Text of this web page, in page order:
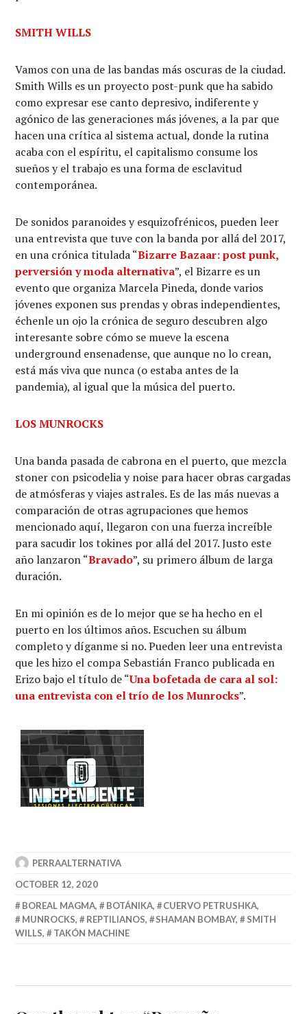
SMITH WILLS
Vamos con una de las bandas más oscuras de la ciudad.
Smith Wills es un proyecto post-punk que ha sabido
como expresar ese canto depresivo, indiferente y
agónico de las generaciones más jóvenes, a la par que
hacen una crítica al sistema actual, donde la rutina
acaba con el espíritu, el capitalismo consume los
sueños y el trabajo es una forma de esclavitud
contemporánea.
De sonidos paranoides y esquizofrénicos, pueden leer
una entrevista que tuve con la banda por allá del 2017,
en una crónica titulada “Bizarre Bazaar: post punk,
perversión y moda alternativa”, el Bizarre es un
evento que organiza Marcela Pineda, donde varios
jóvenes exponen sus prendas y obras independientes,
échenle un ojo la crónica de seguro descubren algo
interesante sobre cómo se mueve la escena
underground ensenadense, que aunque no lo crean,
está más viva que nunca (o estaba antes de la
pandemia), al igual que la música del puerto.
LOS MUNROCKS
Una banda pasada de cabrona en el puerto, que mezcla
stoner con psicodelia y noise para hacer obras cargadas
de atmósferas y viajes astrales. Es de las más nuevas a
comparación de otras agrupaciones que hemos
mencionado aquí, llegaron con una fuerza increíble
para sacudir los tokines por allá del 2017. Justo este
año lanzaron “Bravado”, su primero álbum de larga
duración.
En mi opinión es de lo mejor que se ha hecho en el
puerto en los últimos años. Escuchen su álbum
completo y díganme si no. Pueden leer una entrevista
que les hizo el compa Sebastián Franco publicada en
Erizo bajo el título de “Una bofetada de cara al sol:
una entrevista con el trío de los Munrocks”.
PERRAALTERNATIVA
OCTOBER 12, 2020
BOREAL MAGMA, BOTÁNIKA, CUERVO PETRUSHKA,
MUNROCKS, REPTILIANOS, SHAMAN BOMBAY,
SMITH
WILLS, TAKÓN MACHINE